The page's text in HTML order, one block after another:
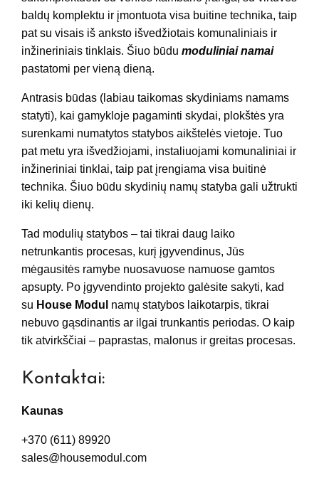
baldų komplektu ir įmontuota visa buitine technika, taip
pat su visais iš anksto išvedžiotais komunaliniais ir
inžineriniais tinklais. Šiuo būdu moduliniai namai
pastatomi per vieną dieną.
Antrasis būdas (labiau taikomas skydiniams namams
statyti), kai gamykloje pagaminti skydai, plokštės yra
surenkami numatytos statybos aikštelės vietoje. Tuo
pat metu yra išvedžiojami, instaliuojami komunaliniai ir
inžineriniai tinklai, taip pat įrengiama visa buitinė
technika. Šiuo būdu skydinių namų statyba gali užtrukti
iki kelių dienų.
Tad modulių statybos – tai tikrai daug laiko
netrunkantis procesas, kurį įgyvendinus, Jūs
mėgausitės ramybe nuosavuose namuose gamtos
apsupty. Po įgyvendinto projekto galėsite sakyti, kad
su House Modul namų statybos laikotarpis, tikrai
nebuvo gąsdinantis ar ilgai trunkantis periodas. O kaip
tik atvirkščiai – paprastas, malonus ir greitas procesas.
Kontaktai:
Kaunas
+370 (611) 89920
sales@housemodul.com